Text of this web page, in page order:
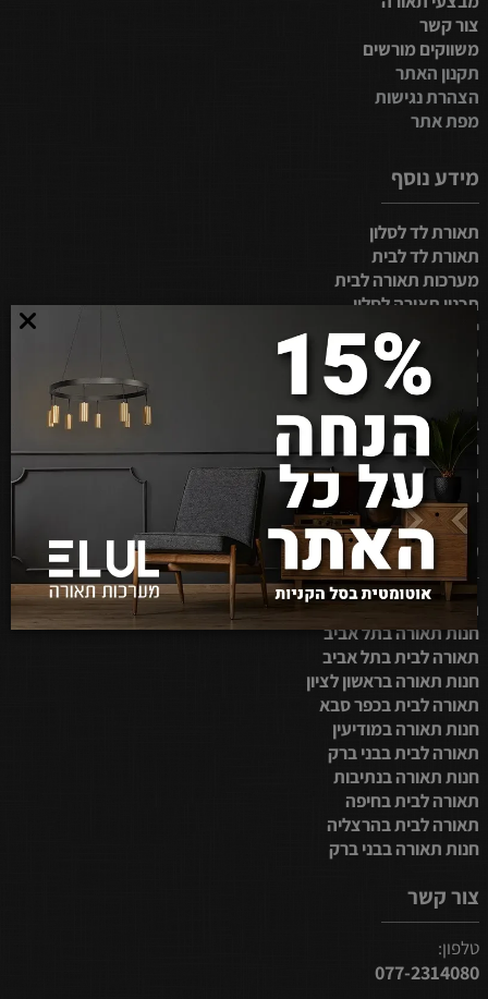
צור קשר
משווקים מורשים
תקנון האתר
הצהרת נגישות
מפת אתר
מידע נוסף
תאורת לד לסלון
תאורת לד לבית
מערכות תאורה לבית
תכנון תאורה לסלון
ייצור מנורות לד
מערכות תאורה
תאורה לסלון בבית
תאורה ביתית
בחירת תאורה למטבח
חנות תאורה בירושלים
תאורה לבית בבאר שבע
חנות תאורה באבן יהודה
קטגוריות נוסף
תאורה לבית בנתניה
חנות תאורה בתל אביב
תאורה לבית בתל אביב
חנות תאורה בראשון לציון
תאורה לבית בכפר סבא
חנות תאורה במודיעין
תאורה לבית בבני ברק
חנות תאורה בנתיבות
תאורה לבית בחיפה
תאורה לבית בהרצליה
חנות תאורה בבני ברק
צור קשר
טלפון:
077-2314080